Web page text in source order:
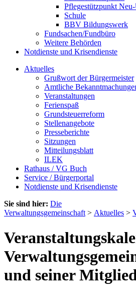
Pflegestützpunkt
Schule
BBV Bildungswerk
Fundsachen/Fundbüro
Weitere Behörden
Notdienste und Krisendienste
Aktuelles
Grußwort der Bürgermeister
Amtliche
Veranstaltungen
Ferienspaß
Grundsteuerreform
Stellenangebote
Presseberichte
Sitzungen
Mitteilungsblatt
ILEK
Rathaus / VG Buch
Service / Bürgerportal
Notdienste und Krisendienste
Sie sind hier: Die
Verwaltungsgemeinschaft > Aktuelles >
und seiner